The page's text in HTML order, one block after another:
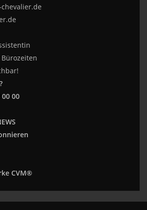
00 00
CVM®